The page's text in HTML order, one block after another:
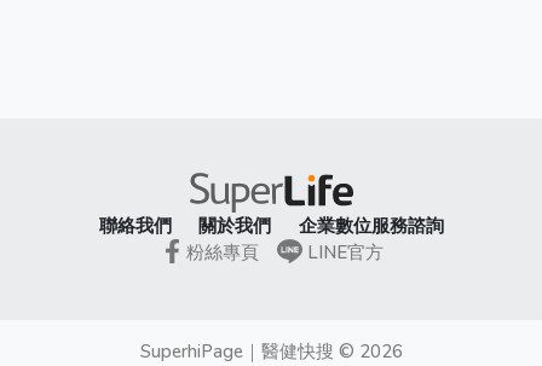
聯絡我們 關於我們
企業數位服務諮詢
粉絲專頁
LINE官方
SuperhiPage｜ 醫健快搜 © 2026